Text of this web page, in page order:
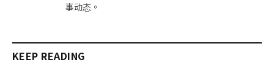
事动态。
KEEP READING